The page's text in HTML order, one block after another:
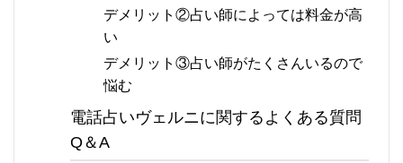
デメリット②占い師によっては料金が高
い
デメリット③占い師がたくさんいるので
悩む
電話占いヴェルニに関するよくある質問
Q＆A